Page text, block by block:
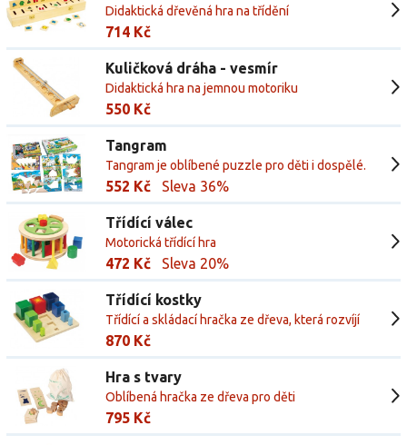
Didaktická dřevěná hra na třídění
714 Kč
Kuličková dráha - vesmír
Didaktická hra na jemnou motoriku
550 Kč
Tangram
Tangram je oblíbené puzzle pro děti i dospělé.
Smyslem této oblíbené hračky je vlkádat části
552 Kč Sleva 36%
Třídící válec
Motorická třídící hra
472 Kč Sleva 20%
Třídící kostky
Třídící a skládací hračka ze dřeva, která rozvíjí
jemnou motoriku dětí
870 Kč
Hra s tvary
Oblíbená hračka ze dřeva pro děti
795 Kč